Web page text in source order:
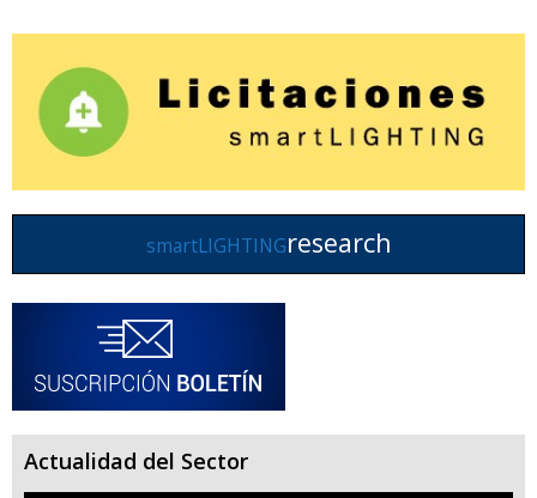
smartLIGHTINGresearch
Actualidad del Sector